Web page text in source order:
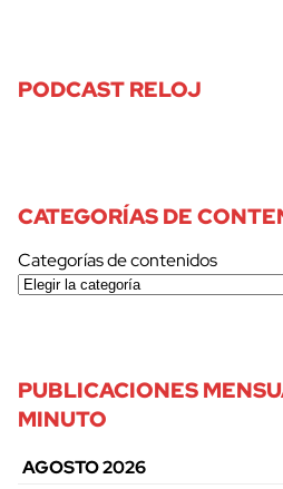
PODCAST RELOJ
CATEGORÍAS DE
Categorías de contenidos
PUBLICACIONES
MINUTO
AGOSTO 2026